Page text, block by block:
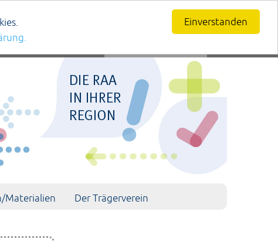
Einverstanden
Materialien Der Trägerverein